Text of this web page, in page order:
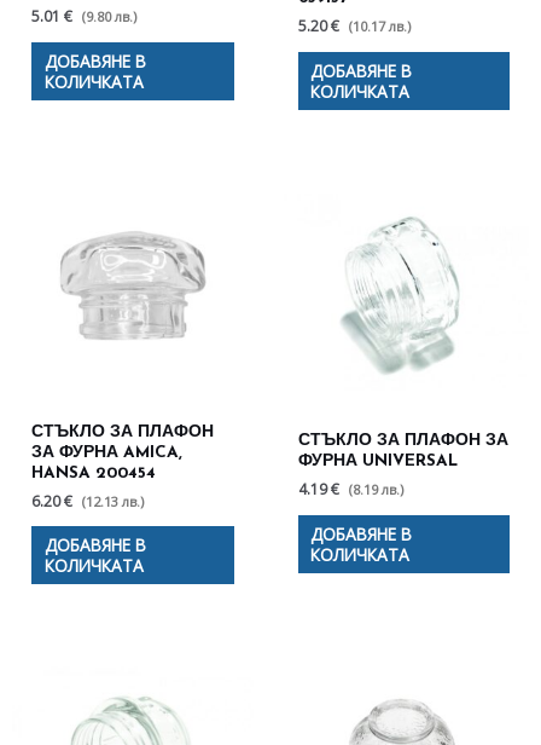
5.01 € (9.80 лв.)
ДОБАВЯНЕ В
КОЛИЧКАТА
5.20 € (10.17 лв.)
ДОБАВЯНЕ В
КОЛИЧКАТА
СТЪКЛО ЗА ПЛАФОН
ЗА ФУРНА AMICA,
HANSA 200454
6.20 € (12.13 лв.)
ДОБАВЯНЕ В
КОЛИЧКАТА
СТЪКЛО ЗА ПЛАФОН ЗА
ФУРНА UNIVERSAL
4.19 € (8.19 лв.)
ДОБАВЯНЕ В
КОЛИЧКАТА